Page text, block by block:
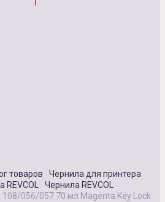
товаров
Чернила для принтера
Чернила REVCOL
108/056/057 70 мл Magenta Key Lock